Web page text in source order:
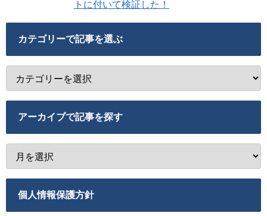
トに付いて検証した！
カテゴリーで記事を選ぶ
アーカイブで記事を探す
個人情報保護方針